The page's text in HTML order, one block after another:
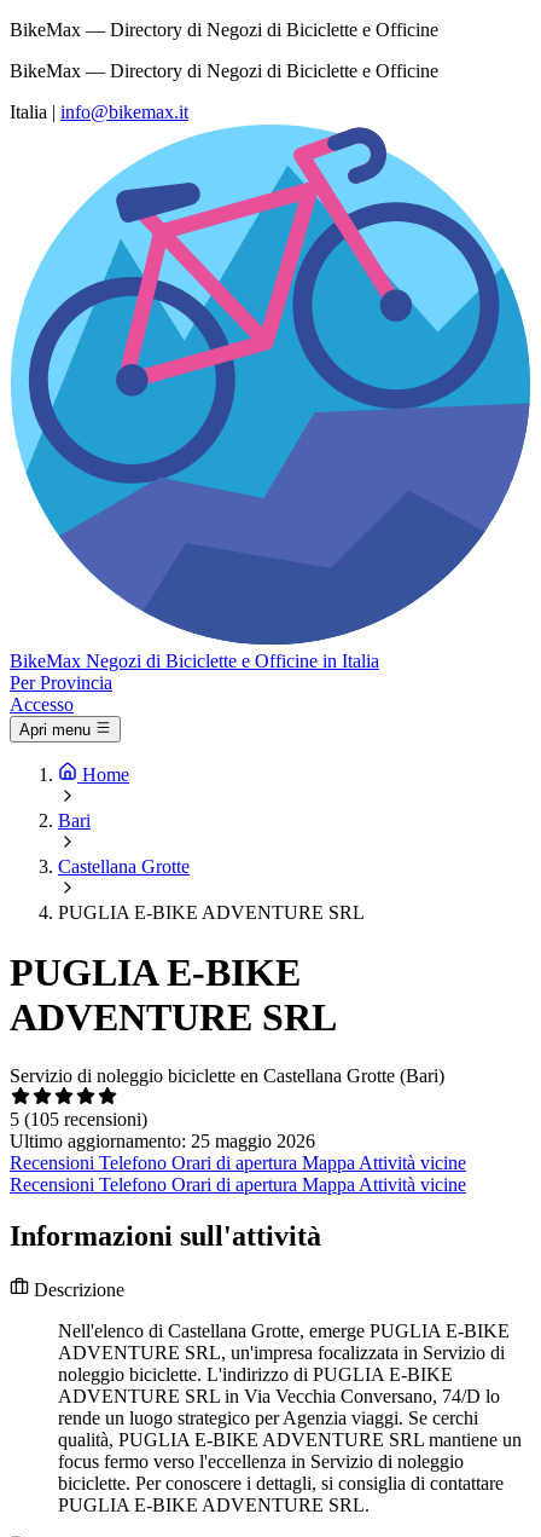
BikeMax — Directory di Negozi di Biciclette e Officine
BikeMax — Directory di Negozi di Biciclette e Officine
Italia | info@bikemax.it
BikeMax Negozi di Biciclette e Officine in Italia
Per Provincia
Accesso
Apri menu
Home
Bari
Castellana Grotte
PUGLIA E-BIKE ADVENTURE SRL
PUGLIA E-BIKE
ADVENTURE SRL
Servizio di noleggio biciclette en Castellana Grotte (Bari)
5 (105 recensioni)
Ultimo aggiornamento: 25 maggio 2026
Recensioni Telefono Orari di apertura Mappa Attività vicine
Recensioni Telefono Orari di apertura Mappa Attività vicine
Informazioni sull'attività
Descrizione
Nell'elenco di Castellana Grotte, emerge PUGLIA E-BIKE
ADVENTURE SRL, un'impresa focalizzata in Servizio di
noleggio biciclette. L'indirizzo di PUGLIA E-BIKE
ADVENTURE SRL in Via Vecchia Conversano, 74/D lo
rende un luogo strategico per Agenzia viaggi. Se cerchi
qualità, PUGLIA E-BIKE ADVENTURE SRL mantiene un
focus fermo verso l'eccellenza in Servizio di noleggio
biciclette. Per conoscere i dettagli, si consiglia di contattare
PUGLIA E-BIKE ADVENTURE SRL.